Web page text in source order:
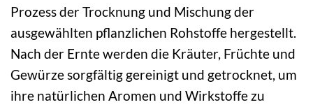
Prozess der Trocknung und Mischung der
ausgewählten pflanzlichen Rohstoffe hergestellt.
Nach der Ernte werden die Kräuter, Früchte und
Gewürze sorgfältig gereinigt und getrocknet, um
ihre natürlichen Aromen und Wirkstoffe zu